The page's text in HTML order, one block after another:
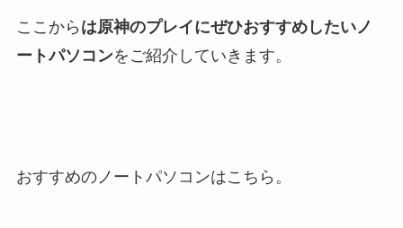
ここから は原神のプレイにぜひおすすめしたいノ
ートパソコンをご紹介していきます。
おすすめのノートパソコンはこちら。